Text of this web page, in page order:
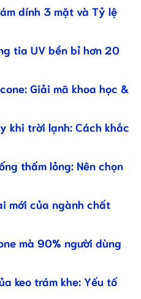
dính 3 mặt và Tỷ lệ
tia UV bền bỉ hơn 20
Giải mã khoa học &
khi trời lạnh: Cách khắc
thấm lỏng: Nên chọn
mới của ngành chất
mà 90% người dùng
keo trám khe: Yếu tố